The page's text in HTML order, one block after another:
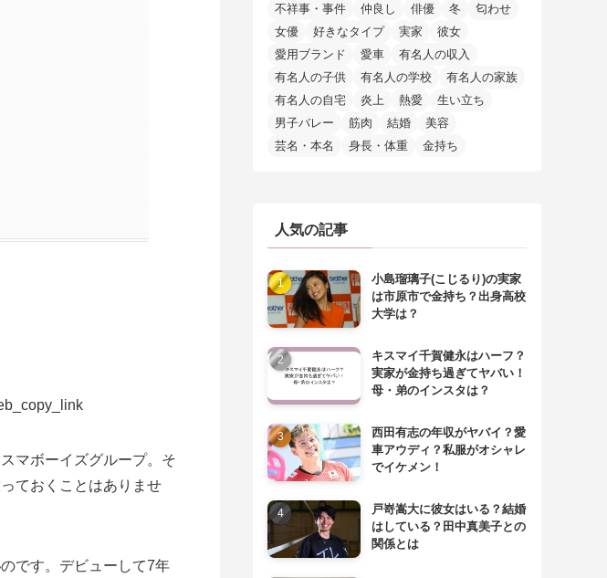
マボーイズグループ。そ
ておくことはありませ
のです。デビューして7年
不祥事・事件
仲良し 俳優 冬
匂わせ
女優
好きなタイプ 実家
彼女
愛用ブランド
愛車
有名人の収入
有名人の子供
有名人の学校
有名人の家族
有名人の自宅
炎上 熱愛
生い立ち
男子バレー
筋肉 結婚
美容
芸名・本名
身長・体重 金持ち
人気の記事
小島瑠璃子(こじるり)の実家
は市原市で金持ち？出身高校
大学は？
キスマイ千賀健永はハーフ？
実家が金持ち過ぎてヤバい！
母・弟のインスタは？
西田有志の年収がヤバイ？愛
車アウディ？私服がオシャレ
でイケメン！
戸嵜嵩大に彼女はいる？結婚
はしている？田中真美子との
関係とは